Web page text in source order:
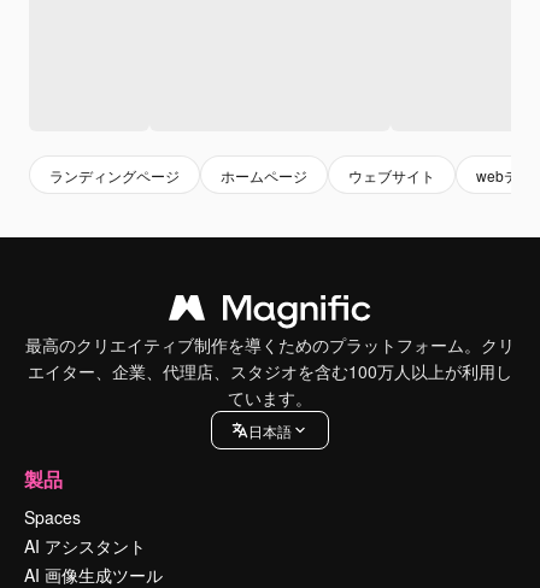
ランディングページ ホームページ ウェブサイト webテン
最高のクリエイティブ制作を導くためのプラットフォーム。クリ
エイター、企業、代理店、スタジオを含む100万人以上が利用し
ています。
日本語
製品
Spaces
AI アシスタント
AI 画像生成ツール